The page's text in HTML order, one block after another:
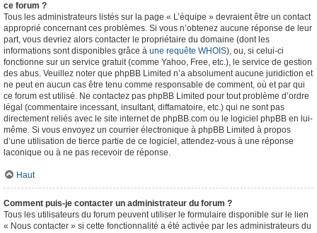
ce forum ?
Tous les administrateurs listés sur la page « L’équipe » devraient être un contact
approprié concernant ces problèmes. Si vous n’obtenez aucune réponse de leur
part, vous devriez alors contacter le propriétaire du domaine (dont les
informations sont disponibles grâce à une requête WHOIS), ou, si celui-ci
fonctionne sur un service gratuit (comme Yahoo, Free, etc.), le service de gestion
des abus. Veuillez noter que phpBB Limited n’a absolument aucune juridiction et
ne peut en aucun cas être tenu comme responsable de comment, où et par qui
ce forum est utilisé. Ne contactez pas phpBB Limited pour tout problème d’ordre
légal (commentaire incessant, insultant, diffamatoire, etc.) qui ne sont pas
directement reliés avec le site internet de phpBB.com ou le logiciel phpBB en lui-
même. Si vous envoyez un courrier électronique à phpBB Limited à propos
d’une utilisation de tierce partie de ce logiciel, attendez-vous à une réponse
laconique ou à ne pas recevoir de réponse.
Haut
Comment puis-je contacter un administrateur du forum ?
Tous les utilisateurs du forum peuvent utiliser le formulaire disponible sur le lien
« Nous contacter » si cette fonctionnalité a été activée par les administrateurs du